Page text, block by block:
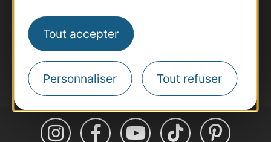
Tout accepter
Personnaliser Tout refuser
Inscrivez-vous à la lettre d'information
Destination Occitanie pour recevoir des
suggestions de séjours, de visites et de sorties.
Je m'abonne